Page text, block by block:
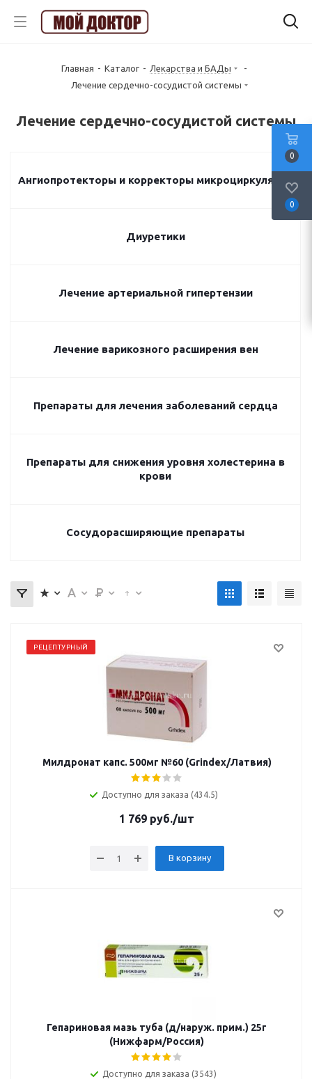
Главная - Каталог - Лекарства и БАДы
-
Лечение сердечно-сосудистой системы
Лечение сердечно-сосудистой системы
Ангиопротекторы и корректоры микроциркуляции
Диуретики
Лечение артериальной гипертензии
Лечение варикозного расширения вен
Препараты для лечения заболеваний сердца
Препараты для снижения уровня холестерина в
крови
Сосудорасширяющие препараты
РЕЦЕПТУРНЫЙ
Милдронат капс. 500мг №60 (Grindex/Латвия)
Доступно для заказа (434.5)
1 769 руб./шт
В корзину
Гепариновая мазь туба (д/наруж. прим.) 25г
(Нижфарм/Россия)
Доступно для заказа (3543)
0
0